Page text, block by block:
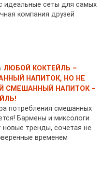
идеальные сеты для самых
компания друзей
ЛЮБОЙ КОКТЕЙЛЬ –
НАПИТОК, НО НЕ
СМЕШАННЫЙ НАПИТОК –
потребления смешанных
Бармены и миксологи
тренды, сочетая не
временем